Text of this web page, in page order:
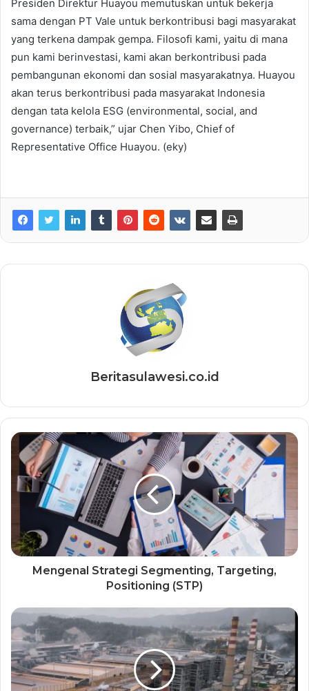
Presiden Direktur Huayou memutuskan untuk bekerja
sama dengan PT Vale untuk berkontribusi bagi masyarakat
yang terkena dampak gempa. Filosofi kami, yaitu di mana
pun kami berinvestasi, kami akan berkontribusi pada
pembangunan ekonomi dan sosial masyarakatnya. Huayou
akan terus berkontribusi pada masyarakat Indonesia
dengan tata kelola ESG (environmental, social, and
governance) terbaik,” ujar Chen Yibo, Chief of
Representative Office Huayou. (eky)
Beritasulawesi.co.id
Mengenal Strategi Segmenting, Targeting,
Positioning (STP)